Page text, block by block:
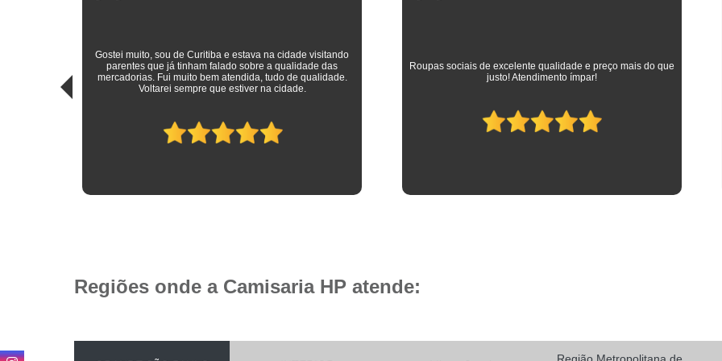
Camisa
Camisa Social Listrada
Camisa Social Listrada Masculina
Camisa Social Masculina Listrada Preto e
Camisa Manga Longa Masculina
Roupas sociais de excelente qualidade e preço mais do que
justo! Atendimento ímpar!
As melhores camisas que vestem meus filhos desde a
adolescência até os dias atuais em que trabalham como
advogados. Parabéns à toda equipe da Camisaria HP!
Regiões onde a Camisaria HP atende: